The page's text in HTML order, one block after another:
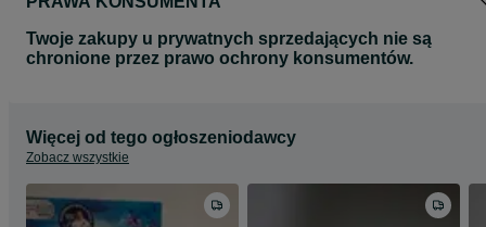
Twoje zakupy u prywatnych sprzedających nie są
chronione przez prawo ochrony konsumentów.
Więcej od tego ogłoszeniodawcy
Zobacz wszystkie